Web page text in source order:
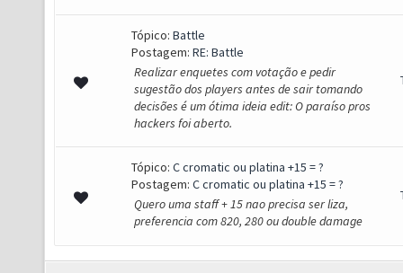
Tópico: Battle
Postagem: RE: Battle
Realizar enquetes com votação e pedir
sugestão dos players antes de sair tomando
decisões é um ótima ideia edit: O paraíso pros
hackers foi aberto.
Tópico: C cromatic ou platina +15 = ?
Postagem: C cromatic ou platina +15 = ?
Quero uma staff + 15 nao precisa ser liza,
preferencia com 820, 280 ou double damage